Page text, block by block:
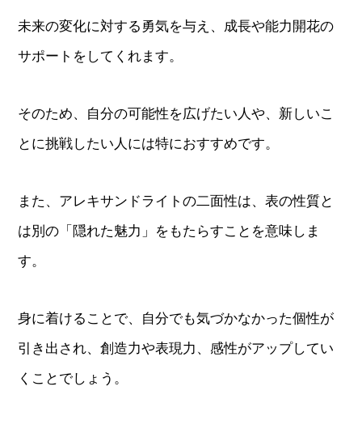
未来の変化に対する勇気を与え、成長や能力開花の
サポートをしてくれます。
そのため、自分の可能性を広げたい人や、新しいこ
とに挑戦したい人には特におすすめです。
また、アレキサンドライトの二面性は、表の性質と
は別の「隠れた魅力」をもたらすことを意味しま
す。
身に着けることで、自分でも気づかなかった個性が
引き出され、創造力や表現力、感性がアップしてい
くことでしょう。